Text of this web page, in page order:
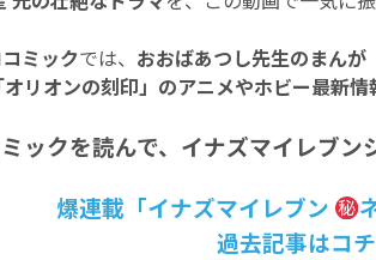
ミックでは、 おおばあつし先生のまんが
オリオンの刻印」のアニメやホビー最新情
ックを読んで、イナズマイレブ
爆連載「イナズマイレブン
過去記事はコチ